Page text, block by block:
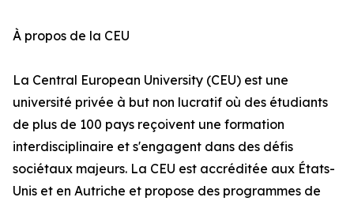
À propos de la CEU
La Central European University (CEU) est une
université privée à but non lucratif où des étudiants
de plus de 100 pays reçoivent une formation
interdisciplinaire et s'engagent dans des défis
sociétaux majeurs. La CEU est accréditée aux États-
Unis et en Autriche et propose des programmes de